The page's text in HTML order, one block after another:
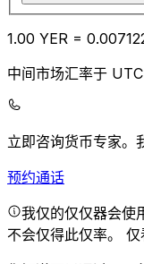
1.00 YER = 0.00
中间市场汇率于
立即咨询货币专家。
预约通话
我仅的仅仅器会使
不会仅得此仅率。 仅